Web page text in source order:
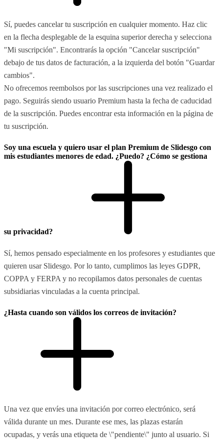
Sí, puedes cancelar tu suscripción en cualquier momento. Haz clic
en la flecha desplegable de la esquina superior derecha y selecciona
"Mi suscripción". Encontrarás la opción "Cancelar suscripción"
debajo de tus datos de facturación, a la izquierda del botón "Guardar
cambios".
No ofrecemos reembolsos por las suscripciones una vez realizado el
pago. Seguirás siendo usuario Premium hasta la fecha de caducidad
de la suscripción. Puedes encontrar esta información en la página de
tu suscripción.
Soy una escuela y quiero usar el plan Premium de Slidesgo con
mis estudiantes menores de edad. ¿Puedo? ¿Cómo se gestiona
su privacidad?
Sí, hemos pensado especialmente en los profesores y estudiantes que
quieren usar Slidesgo. Por lo tanto, cumplimos las leyes GDPR,
COPPA y FERPA y no recopilamos datos personales de cuentas
subsidiarias vinculadas a la cuenta principal.
¿Hasta cuando son válidos los correos de invitación?
Una vez que envíes una invitación por correo electrónico, será
válida durante un mes. Durante ese mes, las plazas estarán
ocupadas, y verás una etiqueta de \"pendiente\" junto al usuario. Si